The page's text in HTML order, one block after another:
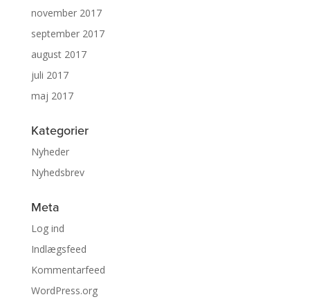
november 2017
september 2017
august 2017
juli 2017
maj 2017
Kategorier
Nyheder
Nyhedsbrev
Meta
Log ind
Indlægsfeed
Kommentarfeed
WordPress.org